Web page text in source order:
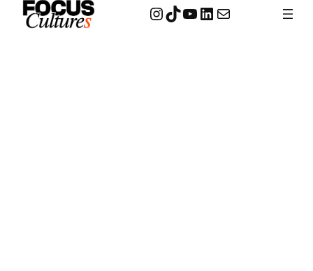
Instagram
TikTok
YouTube
LinkedIn
E-mail